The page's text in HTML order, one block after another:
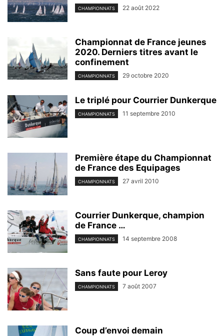
CHAMPIONNATS 22 août 2022
Championnat de France jeunes
2020. Derniers titres avant le
confinement
CHAMPIONNATS 29 octobre 2020
Le triplé pour Courrier Dunkerque
CHAMPIONNATS 11 septembre 2010
Première étape du Championnat
de France des Equipages
CHAMPIONNATS 27 avril 2010
Courrier Dunkerque, champion
de France …
CHAMPIONNATS 14 septembre 2008
Sans faute pour Leroy
CHAMPIONNATS 7 août 2007
Coup d’envoi demain